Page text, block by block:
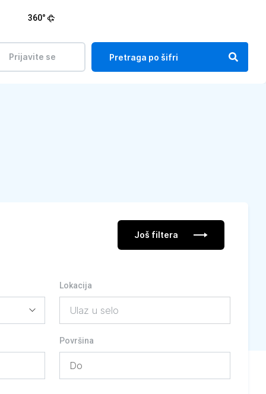
360°
Prijavite se
Još filtera
Lokacija
Ulaz u selo
Površina